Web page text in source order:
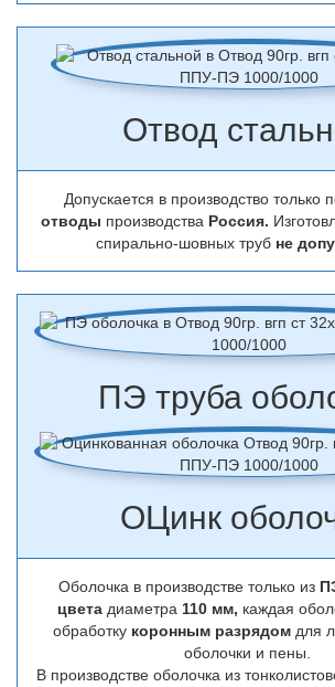
Отвод
Допускается в производство только
отводы производства Россия.
спирально-шовных труб не
ПЭ труба
ОЦинк
Оболочка в производстве только из
цветадиаметра 110 мм, каждая
обработку коронным разрядом для
оболочки и пены.
В производстве оболочка из